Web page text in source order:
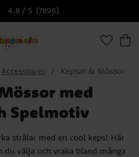
4.8 / 5 (7896)
Accessoarer Kepsar & Mössor
med
Spelmotiv
strålar med en cool keps! Här
du välja och vraka bland många